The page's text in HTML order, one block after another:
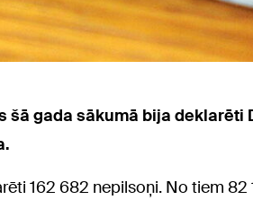
šā gada sākumā bija
162 682 nepilsoņi. No tiem 82